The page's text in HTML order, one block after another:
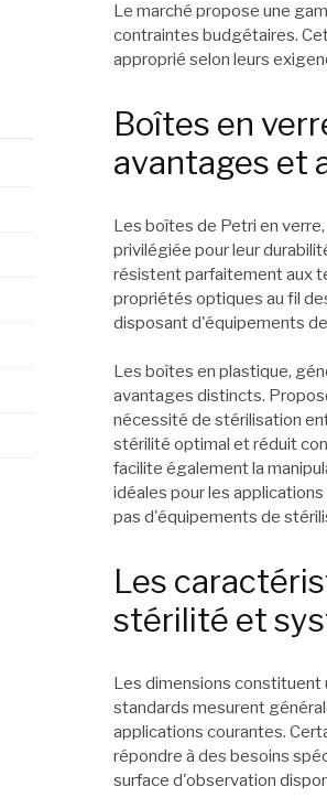
Le marché propose une
contraintes budgétaires.
approprié selon leurs
Boîtes en
avantages et
Les boîtes de Petri en
privilégiée pour leur
résistent parfaitement aux
propriétés optiques au fil
disposant d'équipements
Les boîtes en plastique,
avantages distincts.
nécessité de stérilisation
stérilité optimal et réduit
facilite également la
idéales pour les
pas d'équipements de
Les
stérilité et
Les dimensions constituent
standards mesurent
applications courantes.
répondre à des besoins
surface d'observation